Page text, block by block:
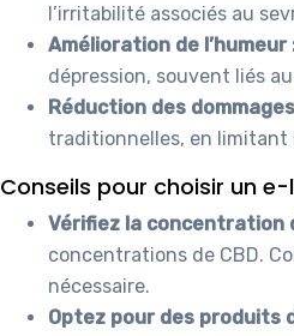
l’irritabilité associés au
Amélioration de l’humeur
dépression, souvent liés
Réduction des
traditionnelles, en limitant
Conseils pour choisir un e-
Vérifiez la concentration
concentrations de CBD.
nécessaire.
Optez pour des produits